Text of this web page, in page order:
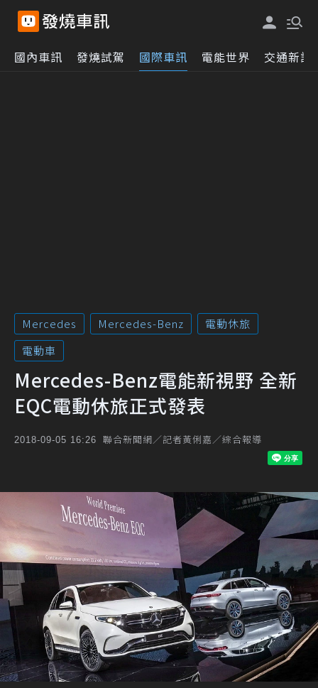
國內車訊 發燒試駕 國際車訊 電能世界 交通新訊
Mercedes Mercedes-Benz
電動休旅
電動車
Mercedes-Benz電能新視野 全新
EQC電動休旅正式發表
2018-09-05 16:26 聯合新聞網／記者黃俐嘉／綜合報導